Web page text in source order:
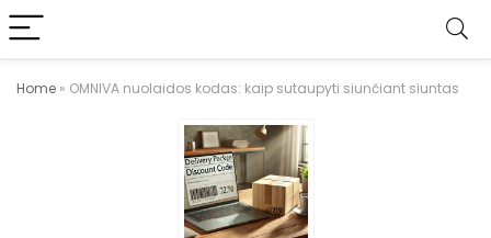
Home » OMNIVA nuolaidos kodas: kaip sutaupyti siunčiant siuntas